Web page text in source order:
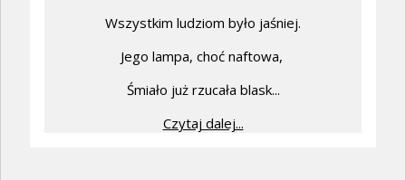
Wszystkim ludziom było jaśniej.
Jego lampa, choć naftowa,
Śmiało już rzucała blask...
Czytaj dalej...